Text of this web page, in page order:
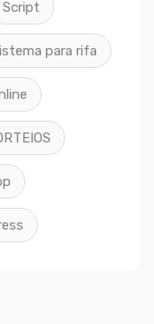
Script
para rifa